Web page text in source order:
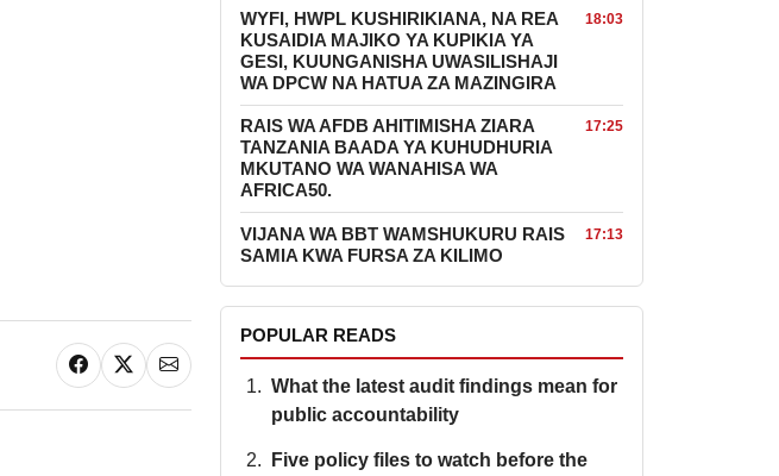
WYFI, HWPL KUSHIRIKIANA, NA REA
KUSAIDIA MAJIKO YA KUPIKIA YA
GESI, KUUNGANISHA UWASILISHAJI
WA DPCW NA HATUA ZA MAZINGIRA
18:03
RAIS WA AFDB AHITIMISHA ZIARA
TANZANIA BAADA YA KUHUDHURIA
MKUTANO WA WANAHISA WA
AFRICA50.
17:25
VIJANA WA BBT WAMSHUKURU RAIS
SAMIA KWA FURSA ZA KILIMO
17:13
POPULAR READS
What the latest audit findings mean for
public accountability
Five policy files to watch before the